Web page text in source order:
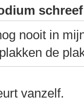
nooit in
de
vanzelf.